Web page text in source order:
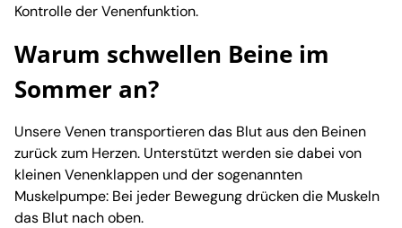
Kontrolle der Venenfunktion.
Warum schwellen Beine im
Sommer an?
Unsere Venen transportieren das Blut aus den Beinen
zurück zum Herzen. Unterstützt werden sie dabei von
kleinen Venenklappen und der sogenannten
Muskelpumpe: Bei jeder Bewegung drücken die Muskeln
das Blut nach oben.